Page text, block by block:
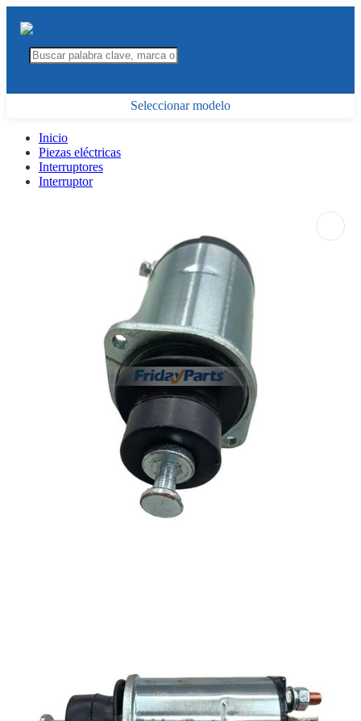
Seleccionar modelo
Inicio
Piezas eléctricas
Interruptores
Interruptor